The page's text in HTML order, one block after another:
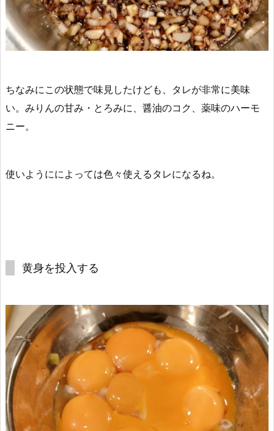
ちなみにこの状態で味見したけども、タレが非常に美味
い。みりんの甘み・とろみに、醤油のコク、薬味のハーモ
ニー。
使いようにによっては色々使えるタレになるね。
黄身を投入する